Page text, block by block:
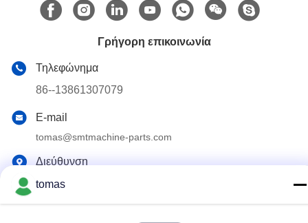
Γρήγορη επικοινωνία
Τηλεφώνημα
86--13861307079
E-mail
tomas@smtmachine-parts.com
Διεύθυνση
D-526, Haye Science Park, 93# Weihe Road, Suzhou
tomas